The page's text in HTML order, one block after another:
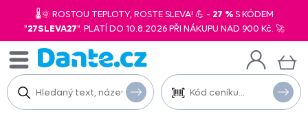
🌡️🌞 ROSTOU TEPLOTY, ROSTE SLEVA! 💪 - 27 %S KÓDEM
"27SLEVA27". PLATÍ DO 10.8.2026 PŘI NÁKUPU NAD 900 Kč. 🚀